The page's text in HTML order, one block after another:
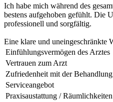
Ich habe mich während des
bestens aufgehoben gefühlt. Die
professionell und sorgfältig.
Eine klare und uneingeschränkte
Einfühlungsvermögen des Arztes
Vertrauen zum Arzt
Zufriedenheit mit der Behandlung
Serviceangebot
Praxisaustattung / Räumlichkeiten